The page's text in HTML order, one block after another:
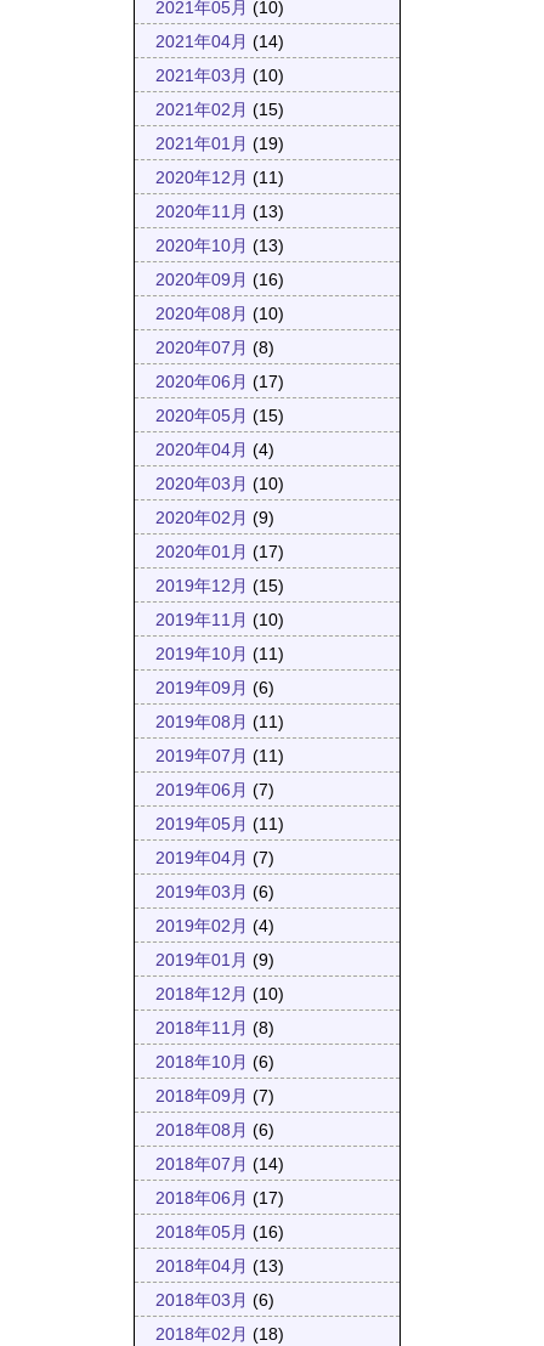
2021年05月 (10)
2021年04月 (14)
2021年03月 (10)
2021年02月 (15)
2021年01月 (19)
2020年12月 (11)
2020年11月 (13)
2020年10月 (13)
2020年09月 (16)
2020年08月 (10)
2020年07月 (8)
2020年06月 (17)
2020年05月 (15)
2020年04月 (4)
2020年03月 (10)
2020年02月 (9)
2020年01月 (17)
2019年12月 (15)
2019年11月 (10)
2019年10月 (11)
2019年09月 (6)
2019年08月 (11)
2019年07月 (11)
2019年06月 (7)
2019年05月 (11)
2019年04月 (7)
2019年03月 (6)
2019年02月 (4)
2019年01月 (9)
2018年12月 (10)
2018年11月 (8)
2018年10月 (6)
2018年09月 (7)
2018年08月 (6)
2018年07月 (14)
2018年06月 (17)
2018年05月 (16)
2018年04月 (13)
2018年03月 (6)
2018年02月 (18)